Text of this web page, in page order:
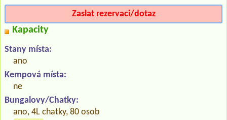
Zaslat rezervaci/dotaz
Kapacity
Stany místa:
ano
Kempová místa:
ne
Bungalovy/Chatky:
ano, 4L chatky, 80 osob